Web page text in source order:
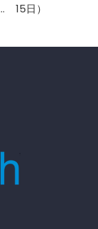
15日）